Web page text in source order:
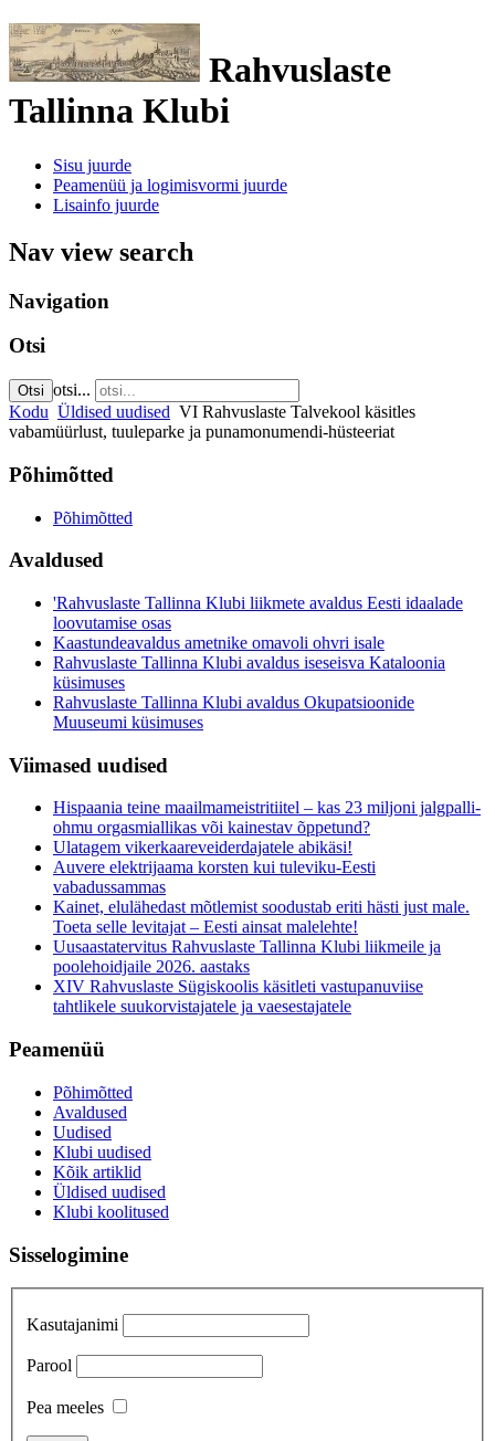
Rahvuslaste
Tallinna Klubi
Sisu juurde
Peamenüü ja logimisvormi juurde
Lisainfo juurde
Nav view search
Navigation
Otsi
Otsi otsi...
Kodu Üldised uudised VI Rahvuslaste Talvekool käsitles
vabamüürlust, tuuleparke ja punamonumendi-hüsteeriat
Põhimõtted
Põhimõtted
Avaldused
'Rahvuslaste Tallinna Klubi liikmete avaldus Eesti idaalade
loovutamise osas
Kaastundeavaldus ametnike omavoli ohvri isale
Rahvuslaste Tallinna Klubi avaldus iseseisva Kataloonia
küsimuses
Rahvuslaste Tallinna Klubi avaldus Okupatsioonide
Muuseumi küsimuses
Viimased uudised
Hispaania teine maailmameistritiitel – kas 23 miljoni jalgpalli-
ohmu orgasmiallikas või kainestav õppetund?
Ulatagem vikerkaareveiderdajatele abikäsi!
Auvere elektrijaama korsten kui tuleviku-Eesti
vabadussammas
Kainet, elulähedast mõtlemist soodustab eriti hästi just male.
Toeta selle levitajat – Eesti ainsat malelehte!
Uusaastatervitus Rahvuslaste Tallinna Klubi liikmeile ja
poolehoidjaile 2026. aastaks
XIV Rahvuslaste Sügiskoolis käsitleti vastupanuviise
tahtlikele suukorvistajatele ja vaesestajatele
Peamenüü
Põhimõtted
Avaldused
Uudised
Klubi uudised
Kõik artiklid
Üldised uudised
Klubi koolitused
Sisselogimine
Kasutajanimi
Parool
Pea meeles